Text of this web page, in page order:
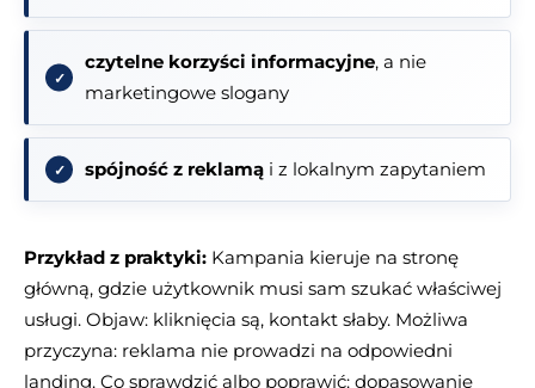
czytelne korzyści informacyjne, a nie
marketingowe slogany
spójność z reklamą i z lokalnym zapytaniem
Przykład z praktyki: Kampania kieruje na stronę
główną, gdzie użytkownik musi sam szukać właściwej
usługi. Objaw: kliknięcia są, kontakt słaby. Możliwa
przyczyna: reklama nie prowadzi na odpowiedni
landing. Co sprawdzić albo poprawić: dopasowanie